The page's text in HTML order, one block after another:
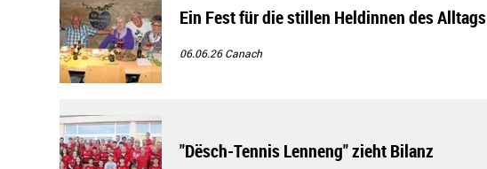
Ein Fest für die stillen Heldinnen des Alltags
06.06.26Canach
"Dësch-Tennis Lenneng" zieht Bilanz